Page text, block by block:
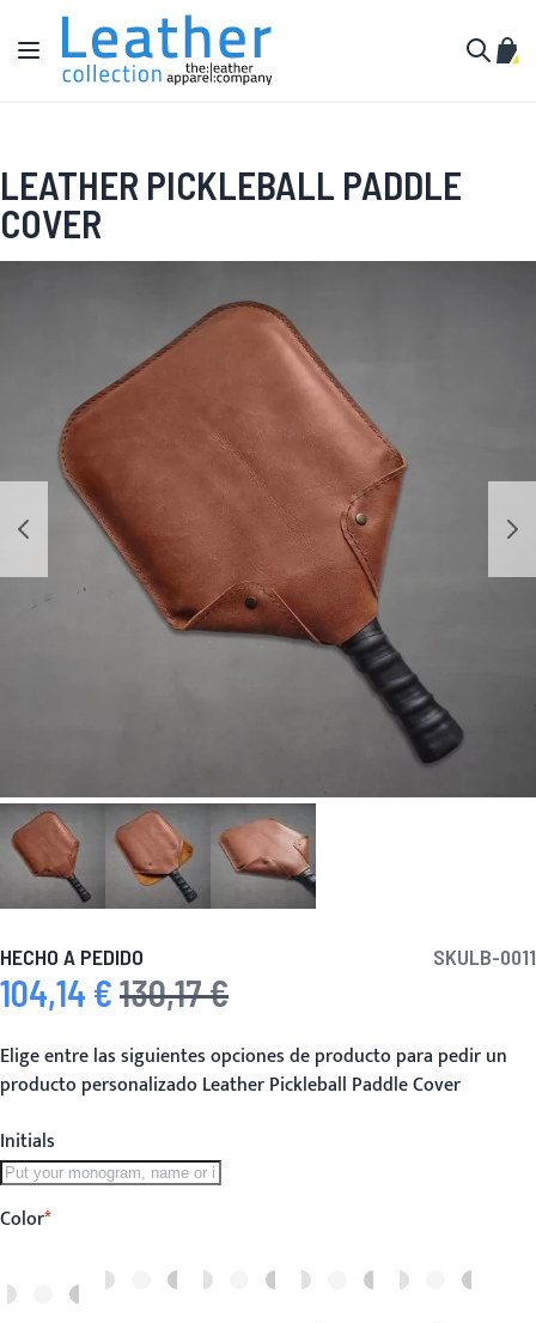
Ir al contenido
Toggle Nav
Mi
LEATHER PICKLEBALL PADDLE
COVER
HECHO A PEDIDO SKULB-0011
Precio especial
104,14 € Precio habitual
130,17 €
Elige entre las siguientes opciones de producto para pedir un
producto personalizado Leather Pickleball Paddle Cover
Initials
Color